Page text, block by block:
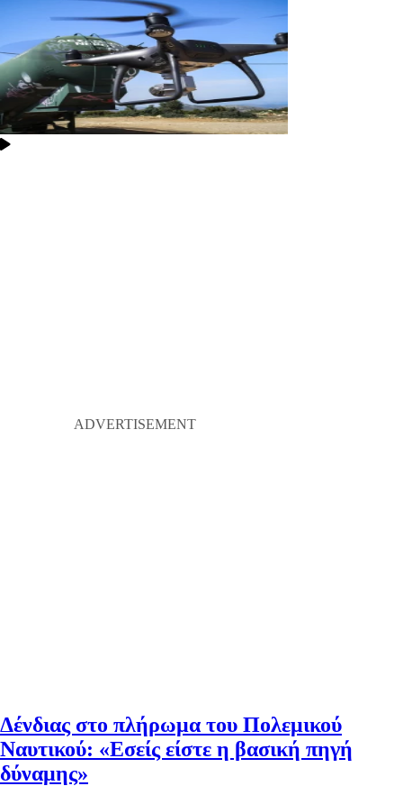
Δένδιας στο πλήρωμα του Πολεμικού
Ναυτικού: «Εσείς είστε η βασική πηγή
δύναμης»